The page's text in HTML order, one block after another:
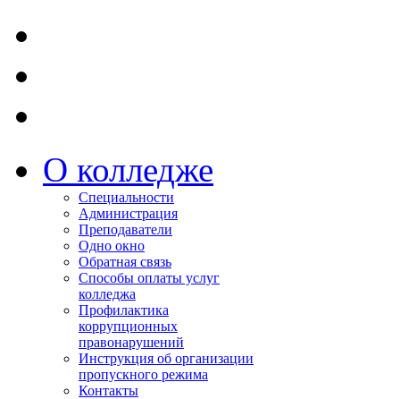
О колледже
Специальности
Администрация
Преподаватели
Одно окно
Обратная связь
Способы оплаты услуг
колледжа
Профилактика
коррупционных
правонарушений
Инструкция об организации
пропускного режима
Контакты